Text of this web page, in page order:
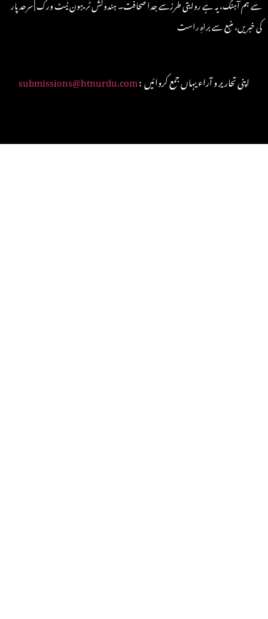
کی خبریں، منبع سے براہِ راست
submissions@htnurdu.com : اپنی تحاریر و آراء یہاں جمع کروائیں